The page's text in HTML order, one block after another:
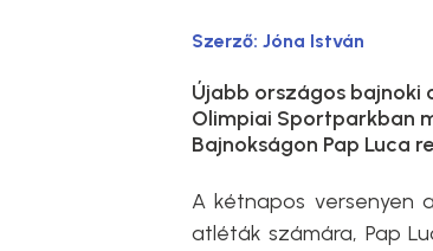
Szerző: Jóna István
Újabb országos
Olimpiai Sportparkban
Bajnokságon Pap Luca
A kétnapos versenyen
atléták számára, Pap